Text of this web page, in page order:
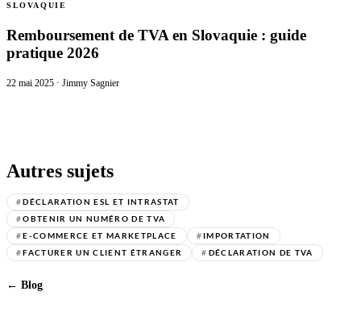
SLOVAQUIE
Remboursement de TVA en Slovaquie : guide
pratique 2026
22 mai 2025 · Jimmy Sagnier
Autres sujets
# DÉCLARATION ESL ET INTRASTAT
# OBTENIR UN NUMÉRO DE TVA
# E-COMMERCE ET MARKETPLACE #IMPORTATION
# FACTURER UN CLIENT ÉTRANGER # DÉCLARATION DE TVA
← Blog